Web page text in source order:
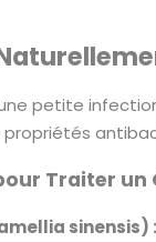
petite
Traiter un